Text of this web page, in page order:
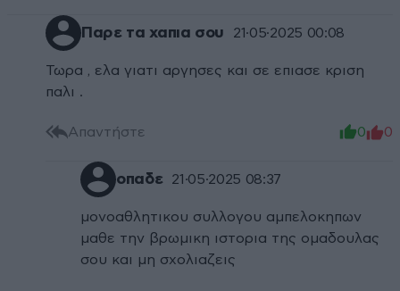
Παρε τα χαπια σου 21·05·2025 00:08
Τωρα , ελα γιατι αργησες και σε επιασε κριση
παλι .
Απαντήστε 0 0
οπαδε 21·05·2025 08:37
μονοαθλητικου συλλογου αμπελοκηπων
μαθε την βρωμικη ιστορια της ομαδουλας
σου και μη σχολιαζεις